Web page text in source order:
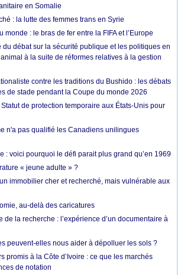
en Somalie
: la lutte des femmes trans en Syrie
monde : le bras de fer entre la FIFA et l’Europe
du débat sur la sécurité publique et les politiques en
à la suite de réformes relatives à la gestion
contre les traditions du Bushido : les débats
de stade pendant la Coupe du monde 2026
de protection temporaire aux États-Unis pour
n'a pas qualifié les Canadiens unilingues
: voici pourquoi le défi parait plus grand qu’en 1969
« jeune adulte » ?
immobilier cher et recherché, mais vulnérable aux
au-delà des caricatures
de la recherche : l’expérience d’un documentaire à
peuvent-elles nous aider à dépolluer les sols ?
promis à la Côte d’Ivoire : ce que les marchés
de notation